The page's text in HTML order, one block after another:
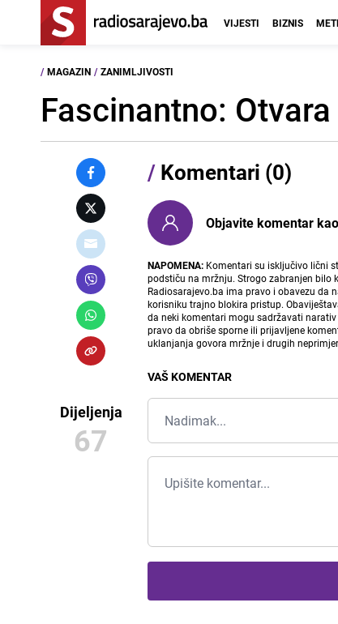
VIJESTI BIZNIS
/ MAGAZIN / ZANIMLJIVOSTI
Fascinantno:
Dijeljenja
67
/ Komentari (0)
Objavite komentar
NAPOMENA: Komentari su isključivo lični
podstiču na mržnju. Strogo zabranjen bilo
Radiosarajevo.ba ima pravo i obavezu da
korisniku trajno blokira pristup.
da neki komentari mogu sadržavati
pravo da obriše sporne ili prijavljene
uklanjanja govora mržnje i drugih
VAŠ KOMENTAR